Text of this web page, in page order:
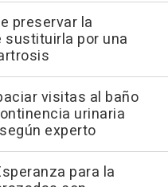
preservar la
por una
visitas al baño
urinaria
experto
para la